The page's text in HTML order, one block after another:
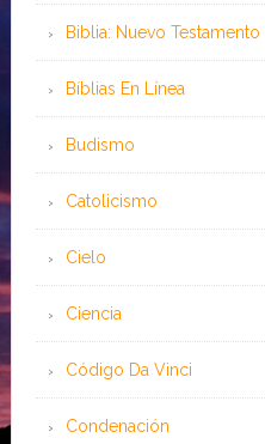
Biblia: Nuevo Testamento
Bíblias En Línea
Budismo
Catolicismo
Cielo
Ciencia
Código Da Vinci
Condenación